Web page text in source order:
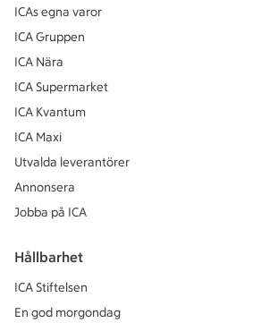
ICAs egna varor
ICA Gruppen
ICA Nära
ICA Supermarket
ICA Kvantum
ICA Maxi
Utvalda leverantörer
Annonsera
Jobba på ICA
Hållbarhet
ICA Stiftelsen
En god morgondag